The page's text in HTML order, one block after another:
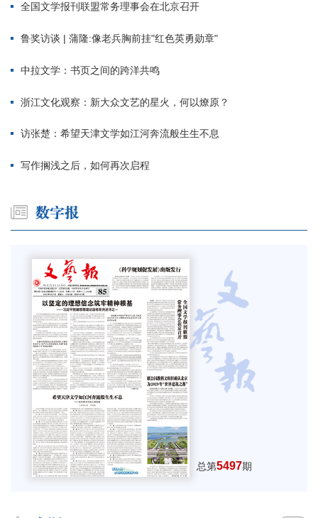
全国文学报刊联盟常务理事会在北京召开
鲁奖访谈 | 蒲隆:像老兵胸前挂"红色英勇勋章"
中拉文学：书页之间的跨洋共鸣
浙江文化观察：新大众文艺的星火，何以燎原？
访张楚：希望天津文学如江河奔流般生生不息
写作搁浅之后，如何再次启程
总第5497期